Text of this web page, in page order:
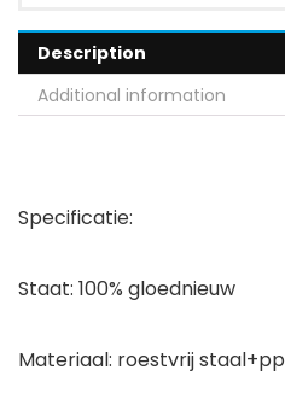
Description
Additional information
Specificatie:
Staat: 100% gloednieuw
Materiaal: roestvrij staal+pp